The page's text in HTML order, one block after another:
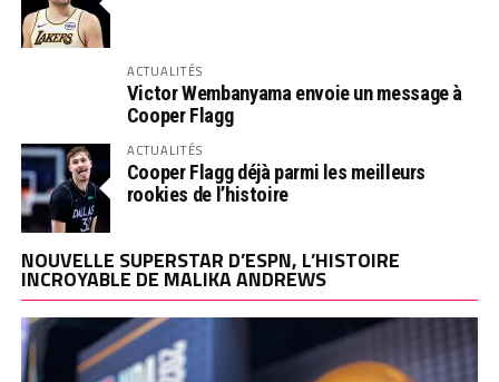
ACTUALITÉS
Victor Wembanyama envoie un message à
Cooper Flagg
ACTUALITÉS
Cooper Flagg déjà parmi les meilleurs
rookies de l’histoire
NOUVELLE SUPERSTAR D’ESPN, L’HISTOIRE
INCROYABLE DE MALIKA ANDREWS